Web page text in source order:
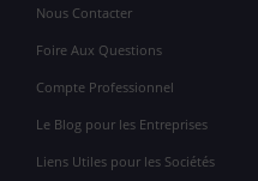
Nous Contacter
Foire Aux Questions
Compte Professionnel
Le Blog pour les Entreprises
Liens Utiles pour les Sociétés